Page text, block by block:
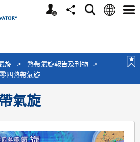
個
分
搜
語
選
旋 > 熱帶氣旋報告及刊物
>
四熱帶氣旋
氣旋